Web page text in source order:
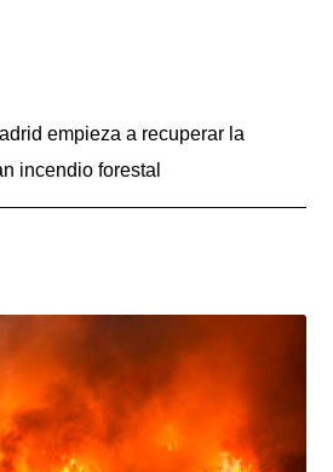
empieza a recuperar la
incendio forestal